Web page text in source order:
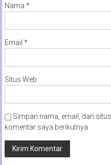
Nama *
Email *
Situs Web
Simpan nama, email, dan
komentar saya berikutnya.